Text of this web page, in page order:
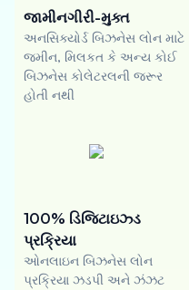
જામીનગીરી-મુક્ત
અનસિક્યોર્ડ બિઝનેસ લોન માટે
જમીન, મિલકત કે અન્ય કોઈ
બિઝનેસ કોલેટરલની જરૂર
હોતી નથી
100% ડિજિટાઇઝ્ડ
પ્રક્રિયા
ઓનલાઇન બિઝનેસ લોન
પ્રક્રિયા ઝડપી અને ઝંઝટ